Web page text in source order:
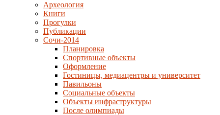
Археология
Книги
Прогулки
Публикации
Сочи-2014
Планировка
Спортивные объекты
Оформление
Гостиницы, медиацентры и университет
Павильоны
Социальные объекты
Объекты инфраструктуры
После олимпиады